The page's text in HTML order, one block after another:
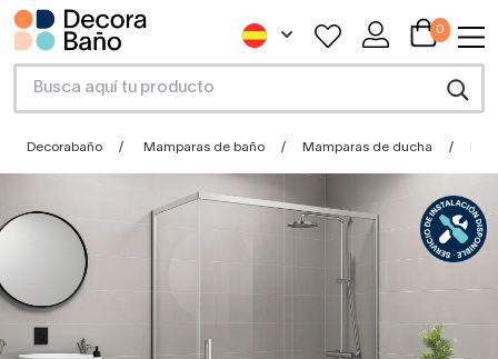
0
Decorabaño Mamparas de baño Mamparas de ducha